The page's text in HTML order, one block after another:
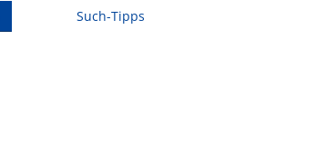
Such-Tipps